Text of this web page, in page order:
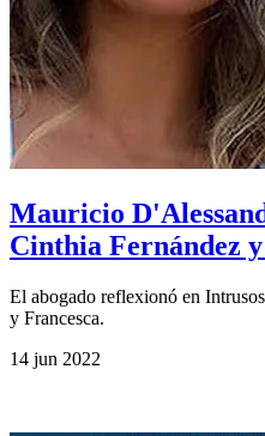
Mauricio
Cinthia Fernández
El abogado reflexionó en
y Francesca.
14 jun 2022